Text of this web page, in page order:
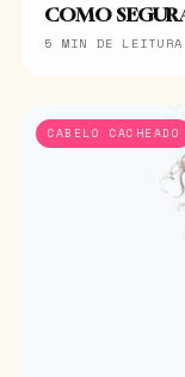
COMO
5 MIN DE LEITURA
CABELO CACHEADO